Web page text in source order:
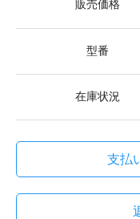
販売価格
型番
在庫状況
支払